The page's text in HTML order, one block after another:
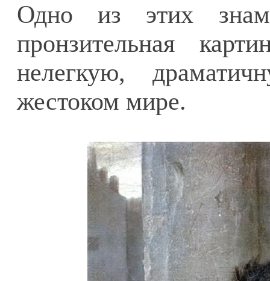
Одно из этих
пронзительная
нелегкую,
жестоком мире.